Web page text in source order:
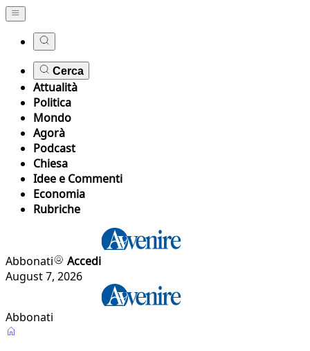
Cerca
Attualità
Politica
Mondo
Agorà
Podcast
Chiesa
Idee e Commenti
Economia
Rubriche
Abbonati
Accedi
August 7, 2026
Abbonati